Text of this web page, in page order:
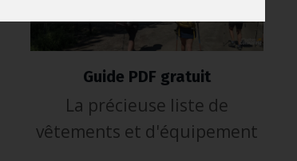
Guide PDF gratuit
La précieuse liste de
vêtements et d'équipement